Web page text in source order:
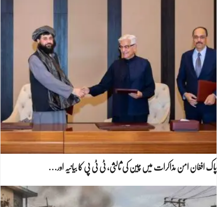
پاک افغان امن مذاکرات میں چین کی ثالثی، ٹی ٹی پی کا بیانیہ اور…